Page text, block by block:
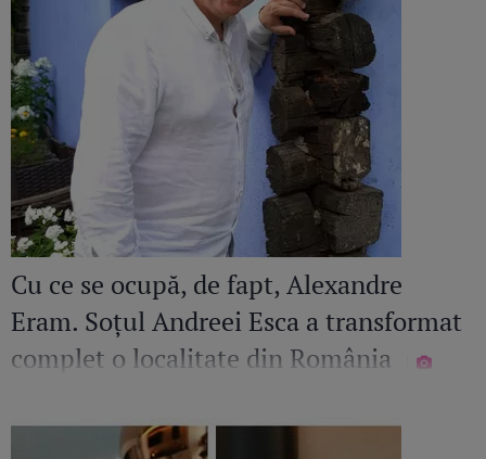
Cu ce se ocupă, de fapt, Alexandre
Eram. Soțul Andreei Esca a transformat
complet o localitate din România